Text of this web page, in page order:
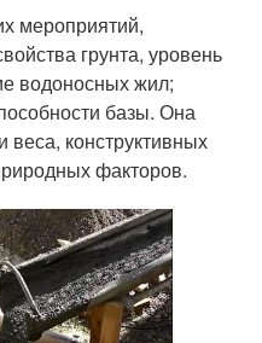
мероприятий,
грунта, уровень
водоносных жил;
базы. Она
веса, конструктивных
факторов.